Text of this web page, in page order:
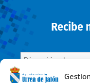
Recibe